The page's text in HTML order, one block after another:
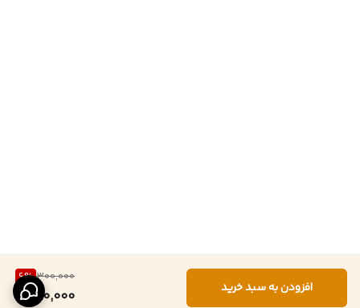
300,000
6%
280,000 افزودن به سبد خرید